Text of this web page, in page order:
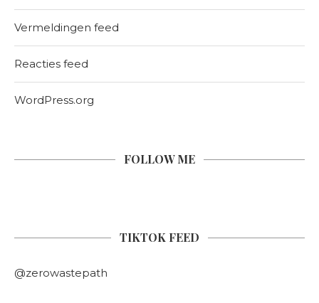
Vermeldingen feed
Reacties feed
WordPress.org
FOLLOW ME
TIKTOK FEED
@zerowastepath